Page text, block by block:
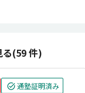
る(59 件)
通塾証明済み